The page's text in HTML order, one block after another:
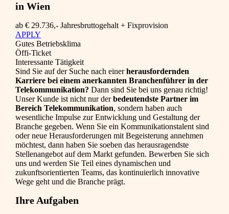
in Wien
ab € 29.736,- Jahresbruttogehalt + Fixprovision
APPLY
Gutes Betriebsklima
Öffi-Ticket
Interessante Tätigkeit
Sind Sie auf der Suche nach einerherausfordernden
Karriere bei einem anerkannten Branchenführer in der
Telekommunikation? Dann sind Sie bei uns genau richtig!
Unser Kunde ist nicht nur derbedeutendste Partner im
Bereich Telekommunikation, sondern haben auch
wesentliche Impulse zur Entwicklung und Gestaltung der
Branche gegeben. Wenn Sie ein Kommunikationstalent sind
oder neue Herausforderungen mit Begeisterung annehmen
möchtest, dann haben Sie soeben das herausragendste
Stellenangebot auf dem Markt gefunden. Bewerben Sie sich
uns und werden Sie Teil eines dynamischen und
zukunftsorientierten Teams, das kontinuierlich innovative
Wege geht und die Branche prägt.
Ihre Aufgaben